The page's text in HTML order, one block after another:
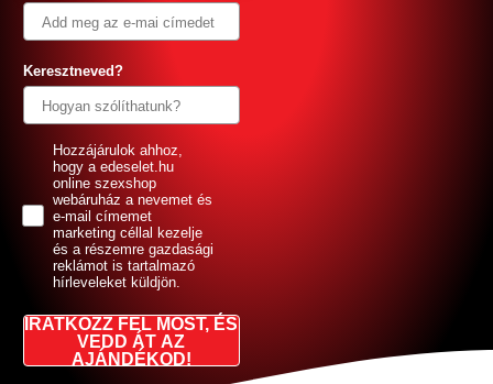
Keresztneved?
GDPRHozzájárulok ahhoz,
hogy a edeselet.hu
online szexshop
webáruház a nevemet és
e-mail címemet
marketing céllal kezelje
és a részemre gazdasági
reklámot is tartalmazó
hírleveleket küldjön.
IRATKOZZ FEL MOST, ÉS
VEDD ÁT AZ
AJÁNDÉKOD!